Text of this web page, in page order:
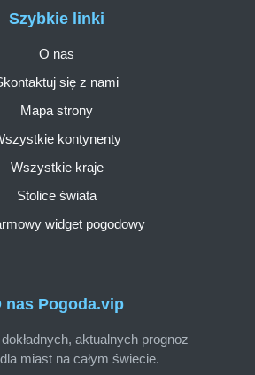
nas Pogoda.vip
dokładnych, aktualnych prognoz
miast na całym świecie.
Szybkie linki
O nas
się z nami
Mapa strony
kontynenty
Wszystkie kraje
Stolice świata
widget pogodowy